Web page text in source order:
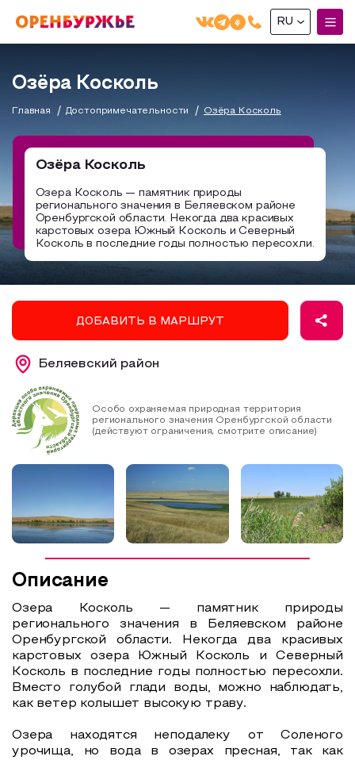
О РЕГИОНЕ
О регионе
Бузулук и Бузулукский район
Соль-Илецкий район
Саракташский район
МОЙ МАРШРУТ
Маршруты от туроператоров
Промышленный туризм
Пешеходный туризм
Аудио маршруты
Аттестованные экскурсоводы
Маршруты от экскурсоводов
ГДЕ ПОЕСТЬ
ГДЕ ОСТАНОВИТЬСЯ
НАЦИОНАЛЬНЫЙ ТУРИСТСКИЙ МАРШРУТ
RU
Русский(RU)
Озёра Косколь
Главная Достопримечательности Озёра Косколь
Озёра Косколь
Озера Косколь — памятник природы
регионального значения в Беляевском районе
Оренбургской области. Некогда два красивых
карстовых озера Южный Косколь и Северный
Косколь в последние годы полностью пересохли.
ДОБАВИТЬ В МАРШРУТ
Беляевский район
Особо охраняемая природная территория
регионального значения Оренбургской области
(действуют ограничения, смотрите описание)
Описание
Озера Косколь — памятник природы
регионального значения в Беляевском районе
Оренбургской области. Некогда два красивых
карстовых озера Южный Косколь и Северный
Косколь в последние годы полностью пересохли.
Вместо голубой глади воды, можно наблюдать,
как ветер колышет высокую траву.
Озера находятся неподалеку от Соленого
урочища, но вода в озерах пресная, так как